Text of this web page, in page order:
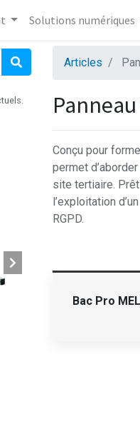
Solutions numériques
Articles
Conçu pour
permet
site tertiaire.
l’exploitation
RGPD.
Bac Pro